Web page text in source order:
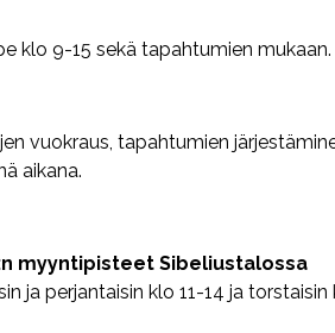
klo 9-15 sekä tapahtumien mukaan.
vuokraus, tapahtumien
aikana.
myyntipisteet Sibeliustalossa
ja perjantaisin klo 11-14 ja torstaisin